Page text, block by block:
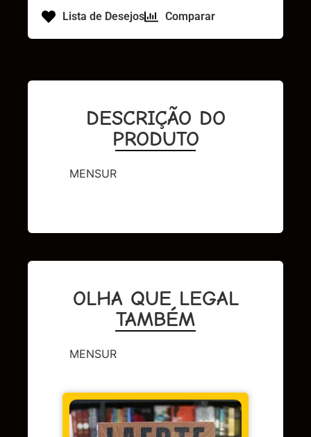
Lista de Desejos Comparar
DESCRIÇÃO DO
PRODUTO
MENSUR
OLHA QUE LEGAL
TAMBÉM
MENSUR